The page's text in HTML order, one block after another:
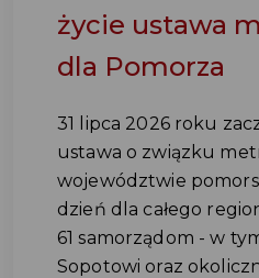
życie ustawa
dla Pomorza
31 lipca 2026 roku
ustawa o związku
województwie
dzień dla całego
61 samorządom - w
Sopotowi oraz